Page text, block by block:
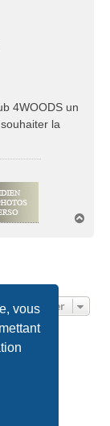
vous
4WOODS un
la
Aller